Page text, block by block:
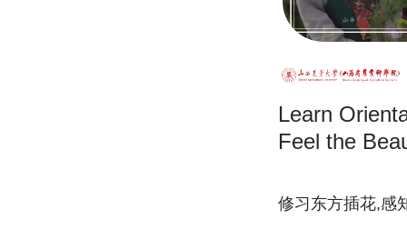
Learn
Feel the
修习东方插花,感